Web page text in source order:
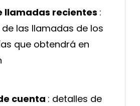
llamadas recientes :
las llamadas de los
que obtendrá en
cuenta : detalles de